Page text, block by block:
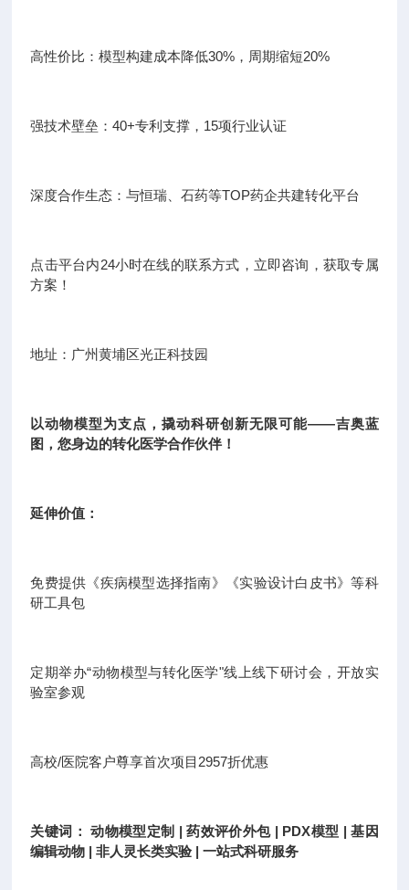
高性价比：模型构建成本降低30%，周期缩短20%
强技术壁垒：40+专利支撑，15项行业认证
深度合作生态：与恒瑞、石药等TOP药企共建转化平台
点击平台内24小时在线的联系方式，立即咨询，获取专属
方案！
地址：广州黄埔区光正科技园
以动物模型为支点，撬动科研创新无限可能——吉奥蓝
图，您身边的转化医学合作伙伴！
延伸价值：
免费提供《疾病模型选择指南》《实验设计白皮书》等科
研工具包
定期举办“动物模型与转化医学"线上线下研讨会，开放实
验室参观
高校/医院客户尊享首次项目2957折优惠
关键词： 动物模型定制 | 药效评价外包 | PDX模型 | 基因
编辑动物 | 非人灵长类实验 | 一站式科研服务